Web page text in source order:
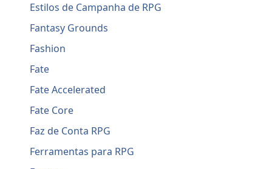
Estilos de Campanha de RPG
Fantasy Grounds
Fashion
Fate
Fate Accelerated
Fate Core
Faz de Conta RPG
Ferramentas para RPG